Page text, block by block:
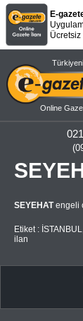
E-
Online
SEYEHATengeli
Etiket : İSTANBUL
ilan